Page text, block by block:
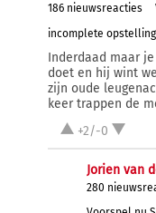
186 nieuwsreacties
incomplete opstelling
Inderdaad maar
doet en hij wint
zijn oude
keer trappen de
+2/-0
Jorien van
280